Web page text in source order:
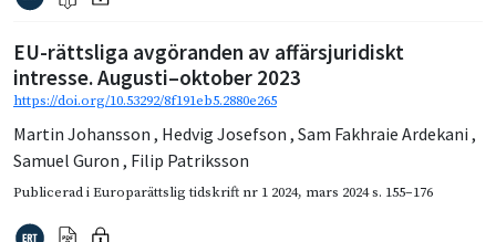
EU-rättsliga avgöranden av affärsjuridiskt
intresse. Augusti–oktober 2023
https://doi.org/10.53292/8f191eb5.2880e265
Martin Johansson , Hedvig Josefson , Sam Fakhraie Ardekani ,
Samuel Guron , Filip Patriksson
Publicerad iEuroparättslig tidskrift nr 1 2024, mars 2024s. 155–176